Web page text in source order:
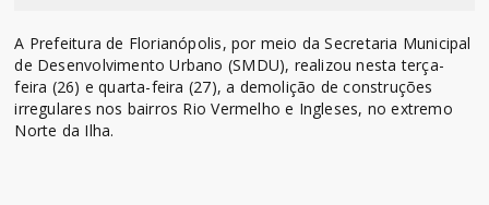
A Prefeitura de Florianópolis, por meio da Secretaria Municipal
de Desenvolvimento Urbano (SMDU), realizou nesta terça-
feira (26) e quarta-feira (27), a demolição de construções
irregulares nos bairros Rio Vermelho e Ingleses, no extremo
Norte da Ilha.